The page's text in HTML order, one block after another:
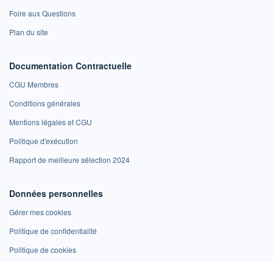
Foire aux Questions
Plan du site
Documentation Contractuelle
CGU Membres
Conditions générales
Mentions légales et CGU
Politique d'exécution
Rapport de meilleure sélection 2024
Données personnelles
Gérer mes cookies
Politique de confidentialité
Politique de cookies